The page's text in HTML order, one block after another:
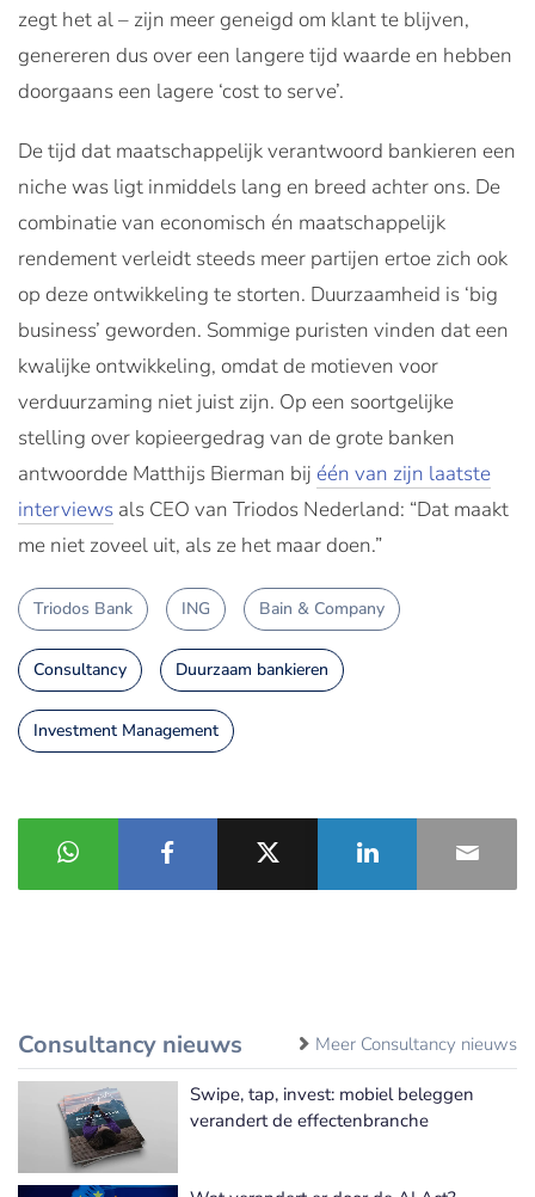
zegt het al – zijn meer geneigd om klant te blijven,
genereren dus over een langere tijd waarde en hebben
doorgaans een lagere ‘cost to serve’.
De tijd dat maatschappelijk verantwoord bankieren een
niche was ligt inmiddels lang en breed achter ons. De
combinatie van economisch én maatschappelijk
rendement verleidt steeds meer partijen ertoe zich ook
op deze ontwikkeling te storten. Duurzaamheid is ‘big
business’ geworden. Sommige puristen vinden dat een
kwalijke ontwikkeling, omdat de motieven voor
verduurzaming niet juist zijn. Op een soortgelijke
stelling over kopieergedrag van de grote banken
antwoordde Matthijs Bierman bij één van zijn laatste
interviews als CEO van Triodos Nederland: “Dat maakt
me niet zoveel uit, als ze het maar doen.”
Triodos Bank ING Bain & Company
Consultancy Duurzaam bankieren
Investment Management
Consultancy nieuws Meer Consultancy nieuws
Swipe, tap, invest: mobiel beleggen
verandert de effectenbranche